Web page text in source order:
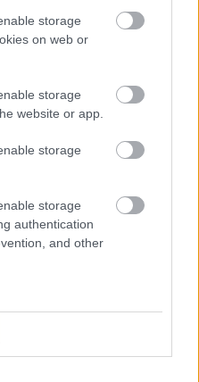
storage
on web or
storage
website or app.
storage
storage
authentication
and other